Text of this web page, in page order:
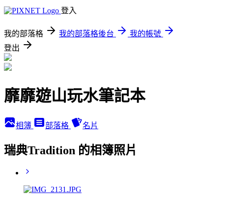
登入
我的部落格 我的部落格後台
我的帳號
登出
靡靡遊山玩水筆記本
相簿 部落格 名片
瑞典Tradition 的相簿照片